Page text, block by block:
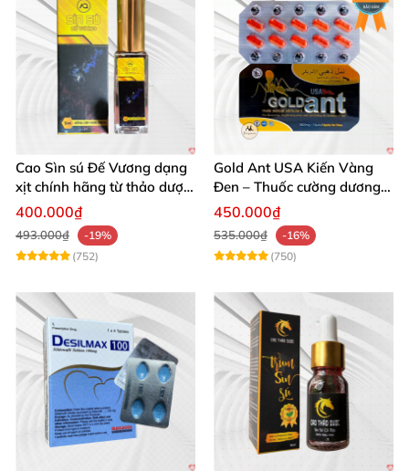
Cao Sìn sú Đế Vương dạng
xịt chính hãng từ thảo dược
Ê Đê Việt Nam
400.000₫
493.000₫
-19%
(752)
Gold Ant USA Kiến Vàng
Đen – Thuốc cường dương
tăng sinh lý nam mạnh
450.000₫
535.000₫
-16%
(750)